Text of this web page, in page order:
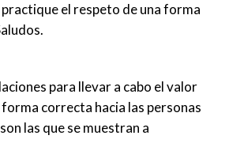
el respeto de una forma
para llevar a cabo el valor
correcta hacia las personas
las que se muestran a